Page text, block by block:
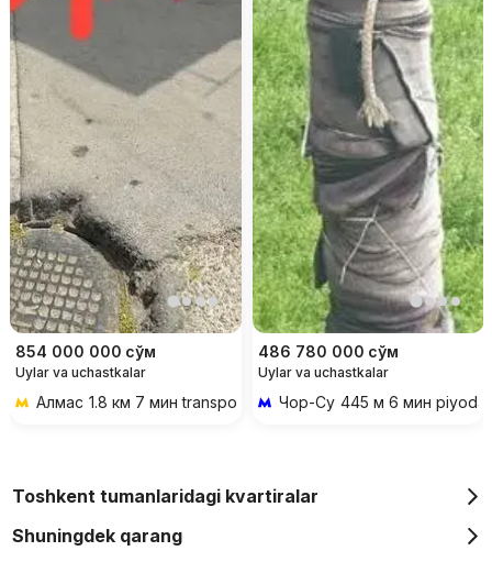
854 000 000 сўм
Uylar va uchastkalar
Алмас 1.8 км 7 мин transportda
486 780 000 сўм
Uylar va uchastkalar
Чор-Су 445 м 6 мин piyoda
Toshkent tumanlaridagi kvartiralar
Shuningdek qarang